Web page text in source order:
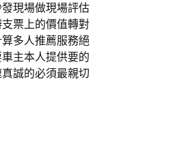
現場做現場評估
票上的價值轉對
多人推薦服務絕
主本人提供要的
誠的必須最親切